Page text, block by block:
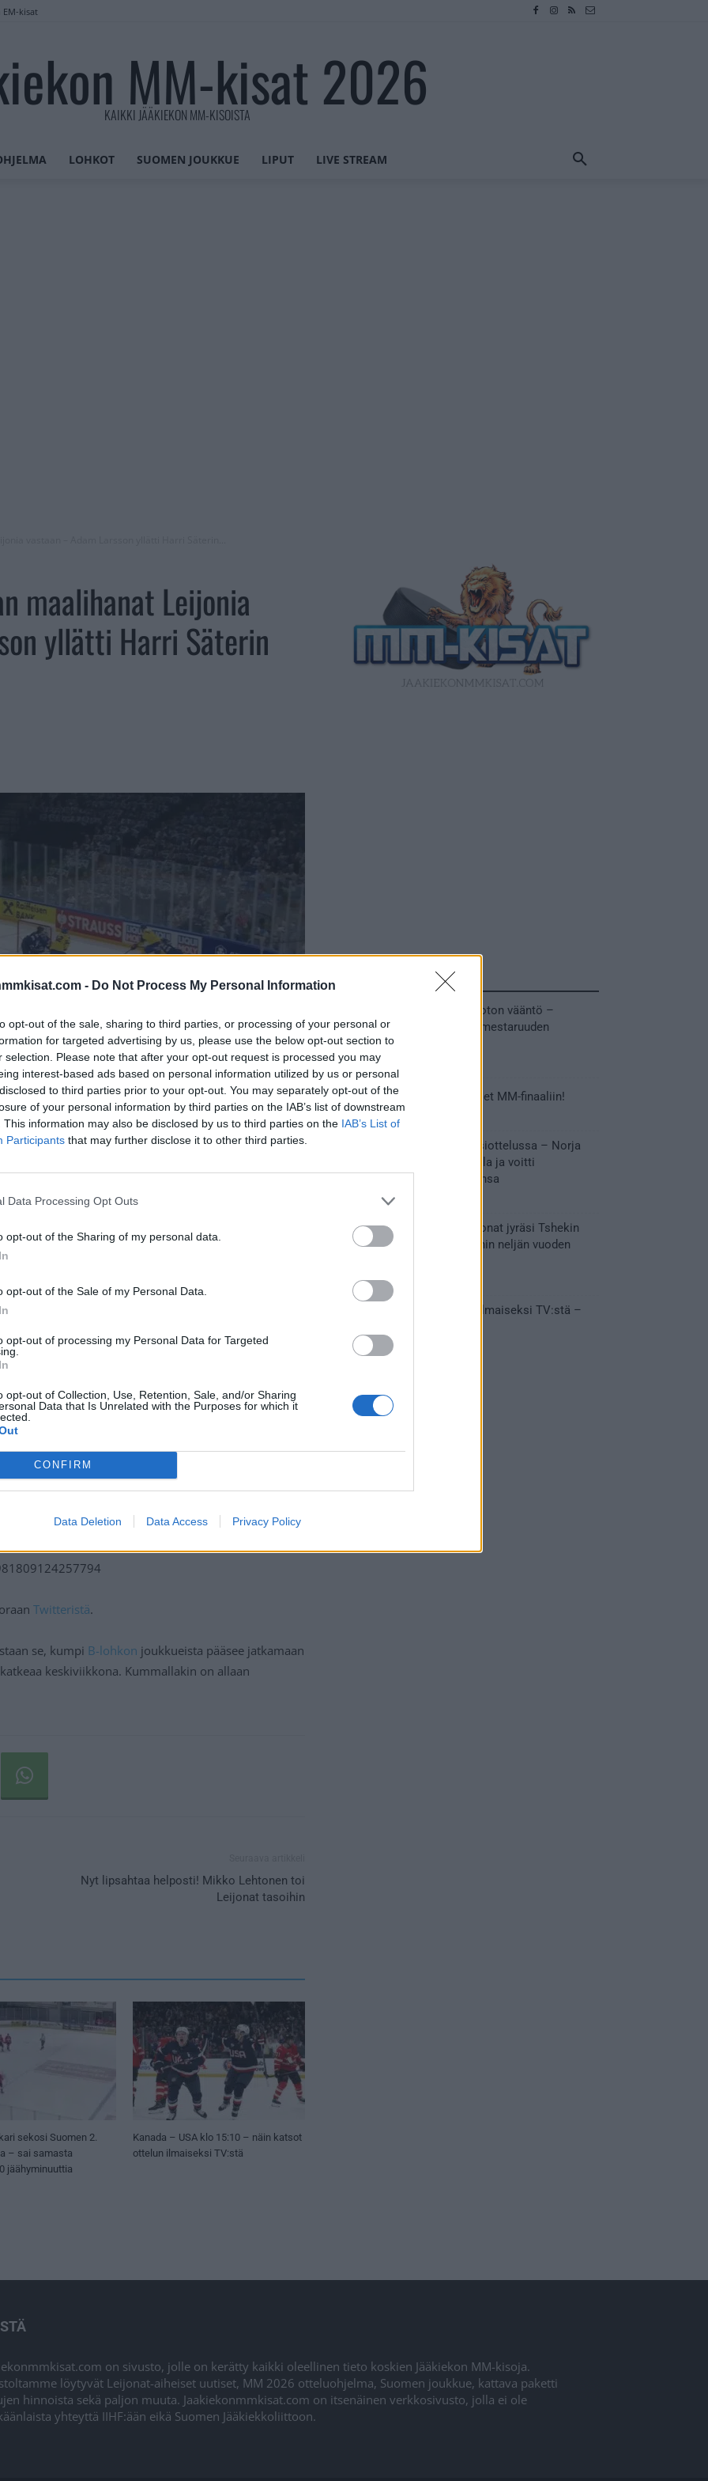
- Do Not Process My Personal Information
opt-out of the sale, sharing to third parties, or processing of your personal or
for targeted advertising by us, please use the below opt-out section to
selection. Please note that after your opt-out request is processed you may
interest-based ads based on personal information utilized by us or personal
to third parties prior to your opt-out. You may separately opt-out of the
of your personal information by third parties on the IAB’s list of downstream
This information may also be disclosed by us to third parties on the IAB’s List of
Participants that may further disclose it to other third parties.
Data Processing Opt Outs
opt-out of the Sharing of my personal data.
opt-out of the Sale of my Personal Data.
opt-out of processing my Personal Data for Targeted
opt-out of Collection, Use, Retention, Sale, and/or Sharing
Data that Is Unrelated with the Purposes for which it
CONFIRM
Data Deletion Data Access Privacy Policy
EM-kisat
MM-kisat 2026
KAIKKI JÄÄKIEKON MM-KISOISTA
LOHKOT SUOMEN JOUKKUE LIPUT LIVE STREAM
maalihanat Leijonia
yllätti Harri Säterin
Leijona vastaan. Adam Larsson iski kiekon ohi
vanhanaikaisella.
hyvin. Se pääsi luomaan useita tekopaikkoja
yllätettävissä.
pääsi avaamaan ottelun maalihanat.
alta.
Twitteristä.
se, kumpi B-lohkon joukkueista pääsee jatkamaan
keskiviikkona. Kummallakin on allaan
Nyt lipsahtaa helposti! Mikko Lehtonen toi
Leijonat tasoihin
sekosi Suomen 2.
– sai samasta
jäähyminuuttia
Kanada – USA klo 15:10 – näin katsot
ottelun ilmaiseksi TV:stä
Tuoreimmat uutiset
MM-kullasta käytiin armoton vääntö –
Leijonat voitti maailmanmestaruuden
jatkoajalla
31.05.2026 23:27
Tässä Leijonien kentälliset MM-finaaliin!
31.05.2026 18:37
Huikeaa draamaa pronssiottelussa – Norja
kaatoi Kanadan jatkoajalla ja voitti
ensimmäisen MM-mitalinsa
31.05.2026 18:25
Vakuuttava esitys – Leijonat jyräsi Tshekin
nurin ja eteni mitalipeleihin neljän vuoden
28.05.2026 19:11
Suomi – Tshekki näkyy ilmaiseksi TV:stä –
28.05.2026 15:09
on sivusto, jolle on kerätty kaikki oleellinen tieto koskien Jääkiekon MM-kisoja.
löytyvät Leijonat-aiheiset uutiset, MM 2026 otteluohjelma, Suomen joukkue, kattava paketti
hinnoista sekä paljon muuta. Jaakiekonmmkisat.com on itsenäinen verkkosivusto, jolla ei ole
yhteyttä IIHF:ään eikä Suomen Jääkiekkoliittoon.